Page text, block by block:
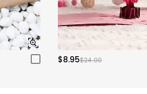
$8.95$24.00